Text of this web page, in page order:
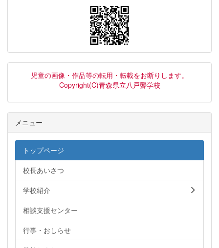
児童の画像・作品等の転用・転載をお断りします。
Copyright(C)青森県立八戸聾学校
メニュー
トップページ
校長あいさつ
学校紹介
相談支援センター
行事・おしらせ